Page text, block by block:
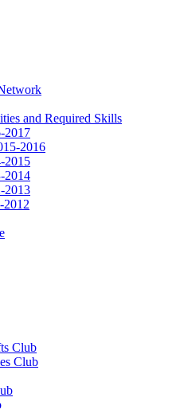
and Required Skills
2017
2016
2015
2014
2013
2012
Club
Club